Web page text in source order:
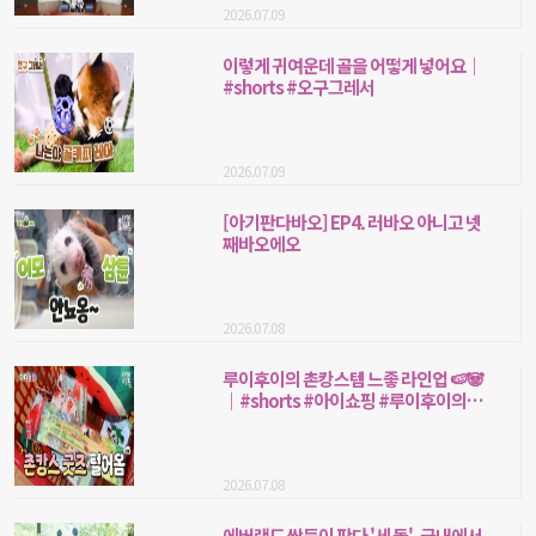
2026.07.09
이렇게 귀여운데 골을 어떻게 넣어요｜
#shorts #오구그레서
2026.07.09
[아기판다바오] EP4. 러바오 아니고 넷
째바오에오
2026.07.08
루이후이의 촌캉스템 느좋 라인업 🍉🐼
｜#shorts #아이쇼핑 #루이후이의촌
2026.07.08